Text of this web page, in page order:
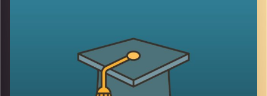
של מוזיאון ישראל שוחחנו על אודות התערוכה
",המתמקדת ביצירה הישראלית
בשנת חניכת המוזיאון, תערוכה שמאפייניה